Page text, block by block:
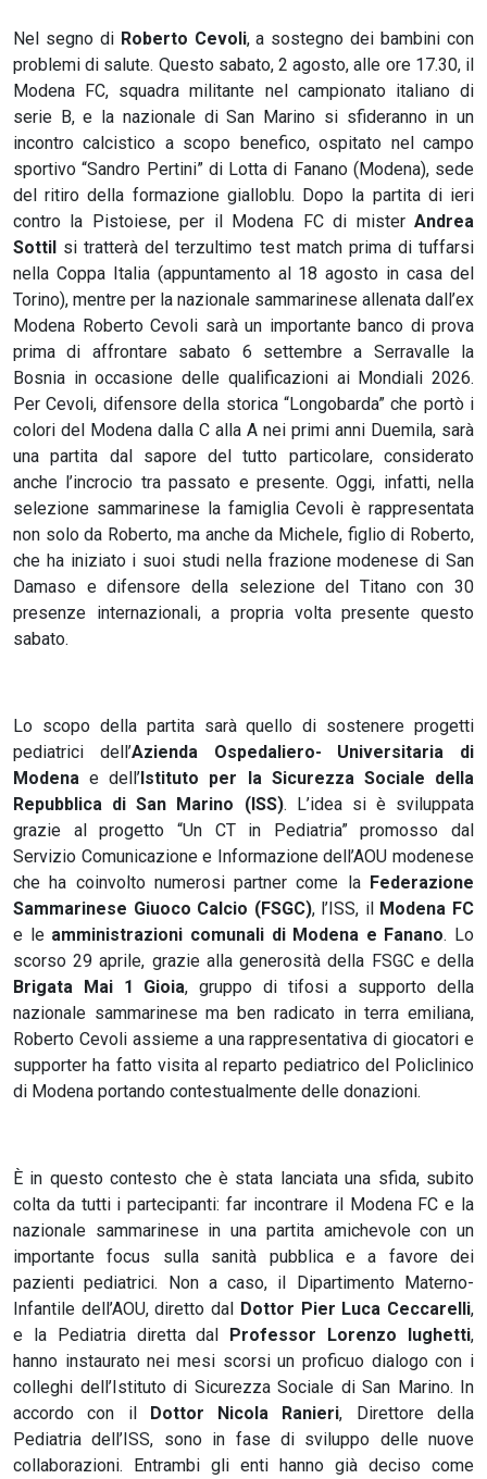
Nel segno di Roberto Cevoli, a sostegno dei bambini con
problemi di salute. Questo sabato, 2 agosto, alle ore 17.30, il
Modena FC, squadra militante nel campionato italiano di
serie B, e la nazionale di San Marino si sfideranno in un
incontro calcistico a scopo benefico, ospitato nel campo
sportivo “Sandro Pertini” di Lotta di Fanano (Modena), sede
del ritiro della formazione gialloblu. Dopo la partita di ieri
contro la Pistoiese, per il Modena FC di mister Andrea
Sottil si tratterà del terzultimo test match prima di tuffarsi
nella Coppa Italia (appuntamento al 18 agosto in casa del
Torino), mentre per la nazionale sammarinese allenata dall’ex
Modena Roberto Cevoli sarà un importante banco di prova
prima di affrontare sabato 6 settembre a Serravalle la
Bosnia in occasione delle qualificazioni ai Mondiali 2026.
Per Cevoli, difensore della storica “Longobarda” che portò i
colori del Modena dalla C alla A nei primi anni Duemila, sarà
una partita dal sapore del tutto particolare, considerato
anche l’incrocio tra passato e presente. Oggi, infatti, nella
selezione sammarinese la famiglia Cevoli è rappresentata
non solo da Roberto, ma anche da Michele, figlio di Roberto,
che ha iniziato i suoi studi nella frazione modenese di San
Damaso e difensore della selezione del Titano con 30
presenze internazionali, a propria volta presente questo
sabato.
Lo scopo della partita sarà quello di sostenere progetti
pediatrici dell’Azienda Ospedaliero- Universitaria di
Modenae dell’Istituto per la Sicurezza Sociale della
Repubblica di San Marino (ISS). L’idea si è sviluppata
grazie al progetto “Un CT in Pediatria” promosso dal
Servizio Comunicazione e Informazione dell’AOU modenese
che ha coinvolto numerosi partner come la Federazione
Sammarinese Giuoco Calcio (FSGC), l’ISS, il Modena FC
e le amministrazioni comunali di Modena e Fanano. Lo
scorso 29 aprile, grazie alla generosità della FSGC e della
Brigata Mai 1 Gioia, gruppo di tifosi a supporto della
nazionale sammarinese ma ben radicato in terra emiliana,
Roberto Cevoli assieme a una rappresentativa di giocatori e
supporter ha fatto visita al reparto pediatrico del Policlinico
di Modena portando contestualmente delle donazioni.
È in questo contesto che è stata lanciata una sfida, subito
colta da tutti i partecipanti: far incontrare il Modena FC e la
nazionale sammarinese in una partita amichevole con un
importante focus sulla sanità pubblica e a favore dei
pazienti pediatrici. Non a caso, il Dipartimento Materno-
Infantile dell’AOU, diretto dal Dottor Pier Luca Ceccarelli,
e la Pediatria diretta dal Professor Lorenzo Iughetti,
hanno instaurato nei mesi scorsi un proficuo dialogo con i
colleghi dell’Istituto di Sicurezza Sociale di San Marino. In
accordo con il Dottor Nicola Ranieri, Direttore della
Pediatria dell’ISS, sono in fase di sviluppo delle nuove
collaborazioni. Entrambi gli enti hanno già deciso come